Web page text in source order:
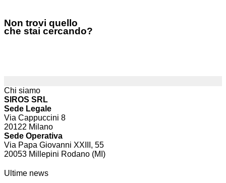
Non trovi quello
che stai cercando?
Chi siamo
SIROS SRL
Sede Legale
Via Cappuccini 8
20122 Milano
Sede Operativa
Via Papa Giovanni XXIII, 55
20053 Millepini Rodano (MI)
Ultime news